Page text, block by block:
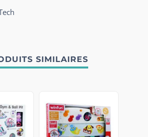
SIMILAIRES